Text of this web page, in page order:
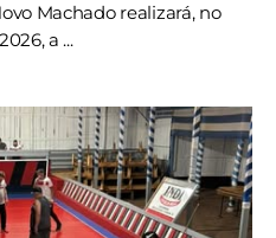
Machado realizará, no
a ...